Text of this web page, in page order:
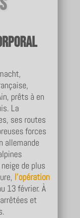
prêts à en
La
ses routes
forces
allemande
de plus
l’opération
13 février. À
et